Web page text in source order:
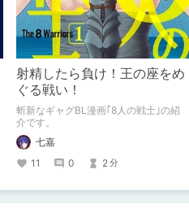
射精したら負け！王の座をめ
ぐる戦い！
斬新なギャグBL漫画｢8人の戦士｣の紹
介です。
七嘉
11
0 2分